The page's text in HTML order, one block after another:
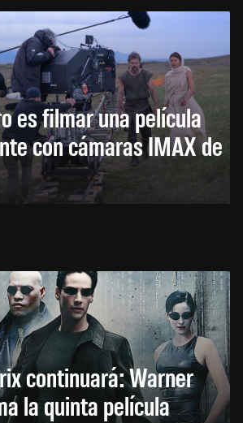
es filmar una película
con cámaras IMAX de
continuará: Warner
la quinta película